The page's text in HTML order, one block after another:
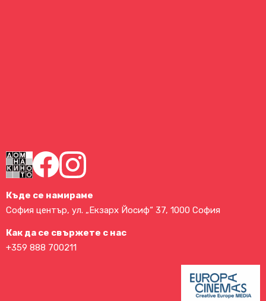
Къде се намираме
София център, ул. „Екзарх Йосиф“ 37, 1000 София
Как да се свържете с нас
+359 888 700211